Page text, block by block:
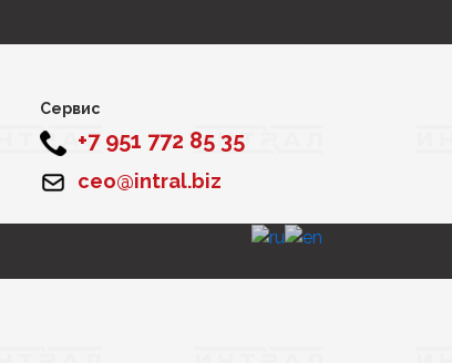
Сервис
+7 951 772 85 35
ceo@intral.biz